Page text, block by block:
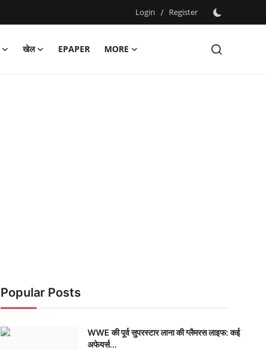
Login / Register
खेल EPAPER
MORE
Popular Posts
WWE की पूर्व सुपरस्टार लाना की ग्लैमरस लाइफ: कई
अफेयर्स...